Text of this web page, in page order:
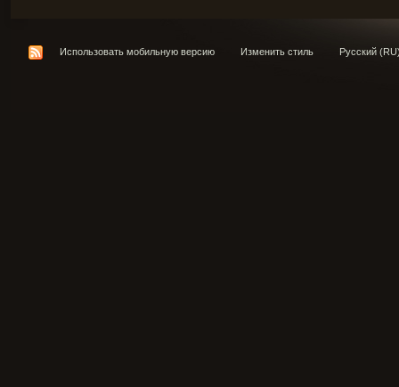
Использовать мобильную версию Изменить стиль Русский